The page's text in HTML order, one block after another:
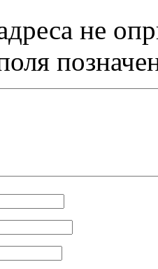
не